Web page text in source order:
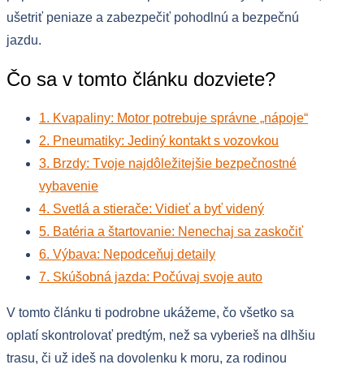
ušetriť peniaze a zabezpečiť pohodlnú a bezpečnú
jazdu.
Čo sa v tomto článku dozviete?
1. Kvapaliny: Motor potrebuje správne „nápoje“
2. Pneumatiky: Jediný kontakt s vozovkou
3. Brzdy: Tvoje najdôležitejšie bezpečnostné
vybavenie
4. Svetlá a stierače: Vidieť a byť videný
5. Batéria a štartovanie: Nenechaj sa zaskočiť
6. Výbava: Nepodceňuj detaily
7. Skúšobná jazda: Počúvaj svoje auto
V tomto článku ti podrobne ukážeme, čo všetko sa
oplatí skontrolovať predtým, než sa vyberieš na dlhšiu
trasu, či už ideš na dovolenku k moru, za rodinou